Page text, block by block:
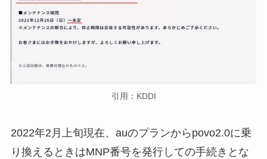
引用：KDDI
2022年2月上旬現在、auのプランからpovo2.0に乗
り換えるときはMNP番号を発行しての手続きとな